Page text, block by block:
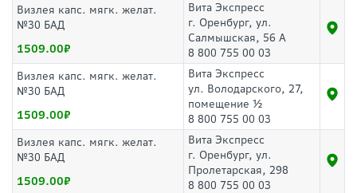
Визлея капс. мягк. желат.
№30 БАД
1509.00
Вита Экспресс
г. Оренбург, ул.
Салмышская, 56 А
8 800 755 00 03
Визлея капс. мягк. желат.
№30 БАД
1509.00
Вита Экспресс
ул. Володарского, 27,
помещение ½
8 800 755 00 03
Визлея капс. мягк. желат.
№30 БАД
1509.00
Вита Экспресс
г. Оренбург, ул.
Пролетарская, 298
8 800 755 00 03